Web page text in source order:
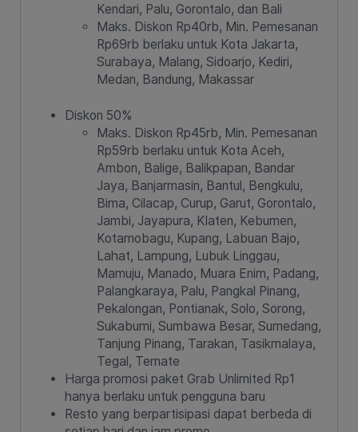
Kendari, Palu, Gorontalo, dan Bali
Maks. Diskon Rp40rb, Min. Pemesanan
Rp69rb berlaku untuk Kota Jakarta,
Surabaya, Malang, Sidoarjo, Kediri,
Medan, Bandung, Makassar
Diskon 50%
Maks. Diskon Rp45rb, Min. Pemesanan
Rp59rb berlaku untuk Kota Aceh,
Ambon, Balige, Balikpapan, Bandar
Jaya, Banjarmasin, Bantul, Bengkulu,
Bima, Cilacap, Curup, Garut, Gorontalo,
Jambi, Jayapura, Klaten, Kebumen,
Kotamobagu, Kupang, Labuan Bajo,
Lahat, Lampung, Lubuk Linggau,
Mamuju, Manado, Muara Enim, Padang,
Palangkaraya, Palu, Pangkal Pinang,
Pekalongan, Pontianak, Solo, Sorong,
Sukabumi, Sumbawa Besar, Sumedang,
Tanjung Pinang, Tarakan, Tasikmalaya,
Tegal, Ternate
Harga promosi paket Grab Unlimited Rp1
hanya berlaku untuk pengguna baru
Resto yang berpartisipasi dapat berbeda di